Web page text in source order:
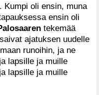
oli ensin, muna
ensin oli
tekemää
ajatuksen uudelle
runoihin, ja ne
lapsille ja muille
lapsille ja muille